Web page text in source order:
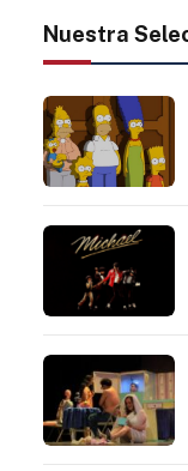
Nuestra